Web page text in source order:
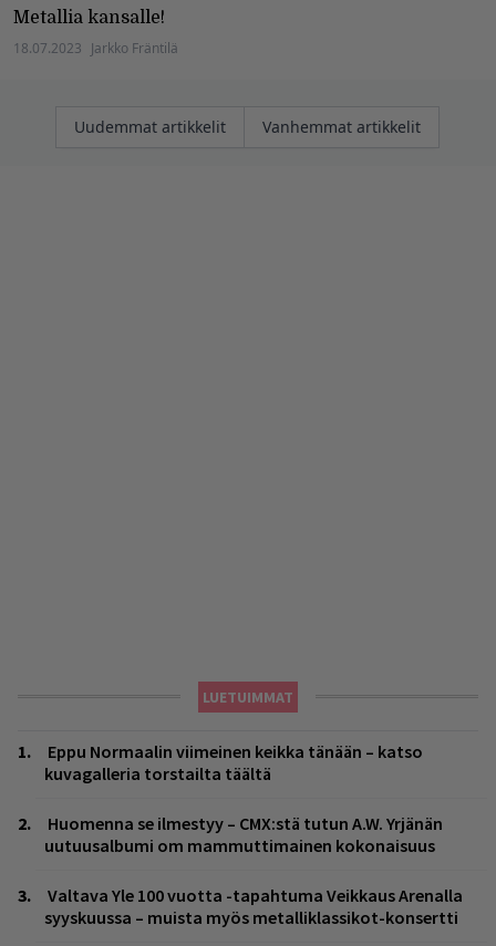
Metallia kansalle!
18.07.2023 Jarkko Fräntilä
Artikkelien
Uudemmat artikkelit Vanhemmat artikkelit
LUETUIMMAT
Eppu Normaalin viimeinen keikka tänään – katso
kuvagalleria torstailta täältä
Huomenna se ilmestyy – CMX:stä tutun A.W. Yrjänän
uutuusalbumi om mammuttimainen kokonaisuus
Valtava Yle 100 vuotta -tapahtuma Veikkaus Arenalla
syyskuussa – muista myös metalliklassikot-konsertti